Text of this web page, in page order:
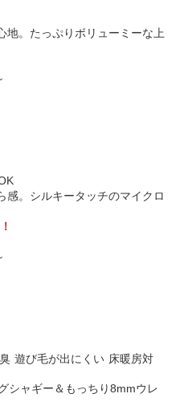
地。たっぷりボリューミーな上
感。シルキータッチのマイクロ
遊び毛が出にくい 床暖房対
シャギー＆もっちり8mmウレ